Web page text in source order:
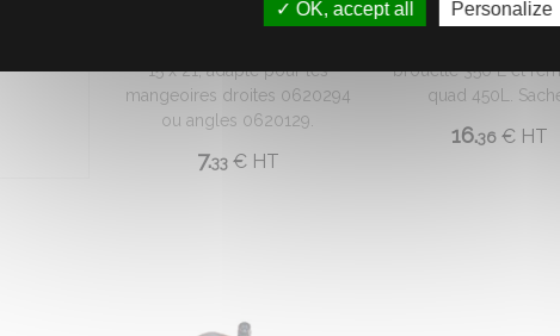
15 x 21, adapté pour les
mangeoires droites 0620294
ou angles 0620129.
7.33 €HT
REMORQUE
brouette 350 L et
quad 450L.
16.36 € HT
OK, accept all Personalize